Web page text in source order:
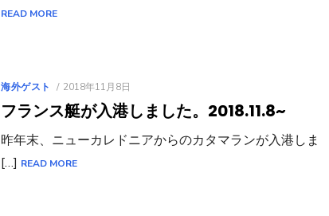
READ MORE
海外ゲスト
POSTED
2018年11月8日
フランス艇が入港しました。 2018.11.8~
昨年末、ニューカレドニアからのカタマランが入港しま
[…] READ MORE